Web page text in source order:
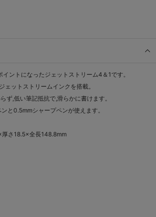
ントになったジェットストリーム4＆1です。
ェットストリームインクを搭載。
ず,低い筆記抵抗で,滑らかに書けます。
と0.5mmシャープペンが使えます。
さ18.5×全長148.8mm